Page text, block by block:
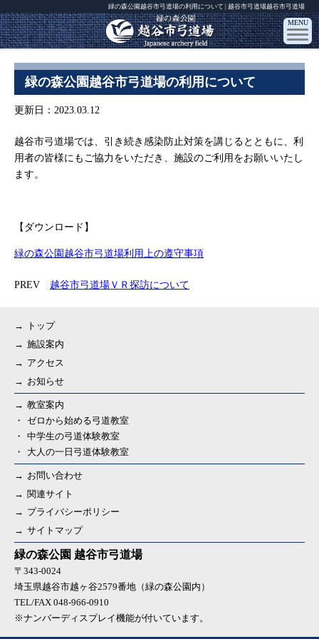
緑の森公園越谷市弓道場の利用について | 越谷市弓道場越谷市弓道場
MENU
緑の森公園越谷市弓道場の利用について
更新日： 2023.03.12
越谷市弓道場では、引き続き感染防止対策を講じるとともに、利
用者の皆様にもご協力をいただき、施設のご利用をお願いいたし
ます。
【ダウンロード】
緑の森公園越谷市弓道場利用上の遵守事項
PREV 越谷市弓道場ＶＲ探訪について
トップ
施設案内
アクセス
お知らせ
教室案内
ゼロから始める弓道教室
中学生の弓道体験教室
大人の一日弓道体験教室
お問い合わせ
関連サイト
プライバシーポリシー
サイトマップ
緑の森公園 越谷市弓道場
〒343‐0024
埼玉県越谷市越ヶ谷2579番地（緑の森公園内）
TEL/FAX 048-966-0910
※ナンバーディスプレイ機能が付いています。